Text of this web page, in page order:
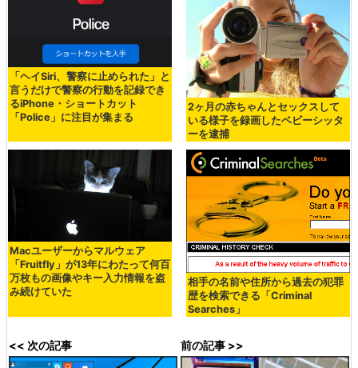
「ヘイSiri、警察に止められた」と
言うだけで警察の行動を記録でき
るiPhone・ショートカット
「Police」に注目が集まる
2ヶ月の赤ちゃんとセックスして
いる様子を録画したベビーシッタ
ーを逮捕
Macユーザーからマルウェア
「Fruitfly」が13年にわたって何百
万枚もの画像やキー入力情報を盗
み続けていた
相手の名前や住所から過去の犯罪
歴を検索できる「Criminal
Searches」
<< 次の記事 前の記事 >>